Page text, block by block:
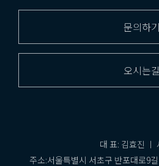
문의하기
오시는길
대 표: 김효진 ㅣ
주소:서울특별시 서초구 반포대로9